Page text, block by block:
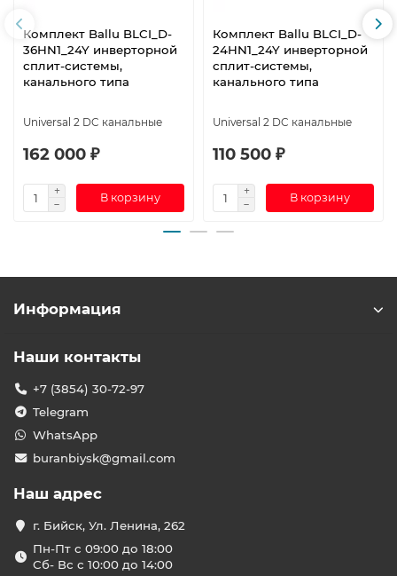
Комплект Ballu BLCI_D-
36HN1_24Y инверторной
сплит-системы,
канального типа
Universal 2 DC канальные
162 000 ₽
В корзину
Комплект Ballu BLCI_D-
24HN1_24Y инверторной
сплит-системы,
канального типа
Universal 2 DC канальные
110 500 ₽
В корзину
Информация
Наши контакты
+7 (3854) 30-72-97
Telegram
WhatsApp
buranbiysk@gmail.com
Наш адрес
г. Бийск, Ул. Ленина, 262
Пн-Пт с 09:00 до 18:00
Сб- Вс с 10:00 до 14:00